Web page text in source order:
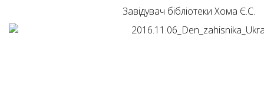
Завідувач бібліотеки Хома Є.С.